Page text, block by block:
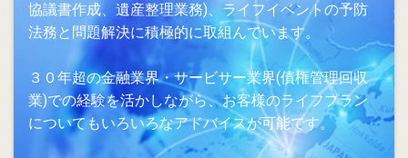
協議書作成、遺産整理業務)、ライフイベントの予防
法務と問題解決に積極的に取組んでいます。
３０年超の金融業界・サービサー業界(債権管理回収
業)での経験を活かしながら、お客様のライフプラン
についてもいろいろなアドバイスが可能です。